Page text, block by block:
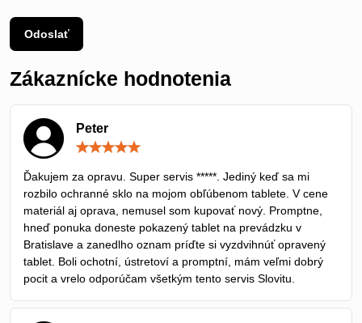
Odoslať
Zákaznícke hodnotenia
Peter
5
Ďakujem za opravu. Super servis *****. Jediný keď sa mi
rozbilo ochranné sklo na mojom obľúbenom tablete. V cene
materiál aj oprava, nemusel som kupovať nový. Promptne,
hneď ponuka doneste pokazený tablet na prevádzku v
Bratislave a zanedlho oznam príďte si vyzdvihnúť opravený
tablet. Boli ochotní, ústretoví a promptní, mám veľmi dobrý
pocit a vrelo odporúčam všetkým tento servis Slovitu.